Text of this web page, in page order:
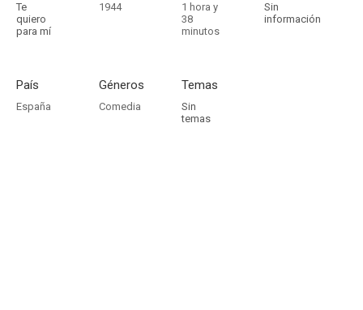
Te
quiero
para mí
1944
1 hora y
38
minutos
Sin
información
País
España
Géneros
Comedia
Temas
Sin
temas